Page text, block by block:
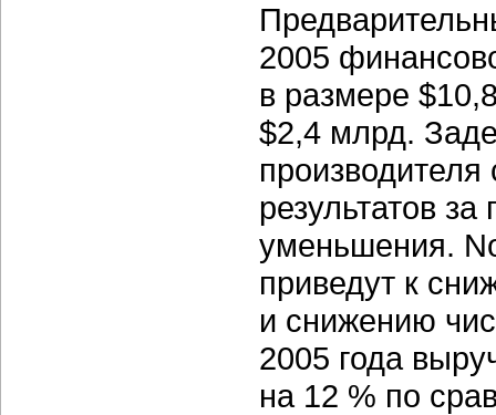
2005
в размере
$2,4 млрд.
результатов
уменьшения.
приведут к
и снижению
2005 года
на 12 % по